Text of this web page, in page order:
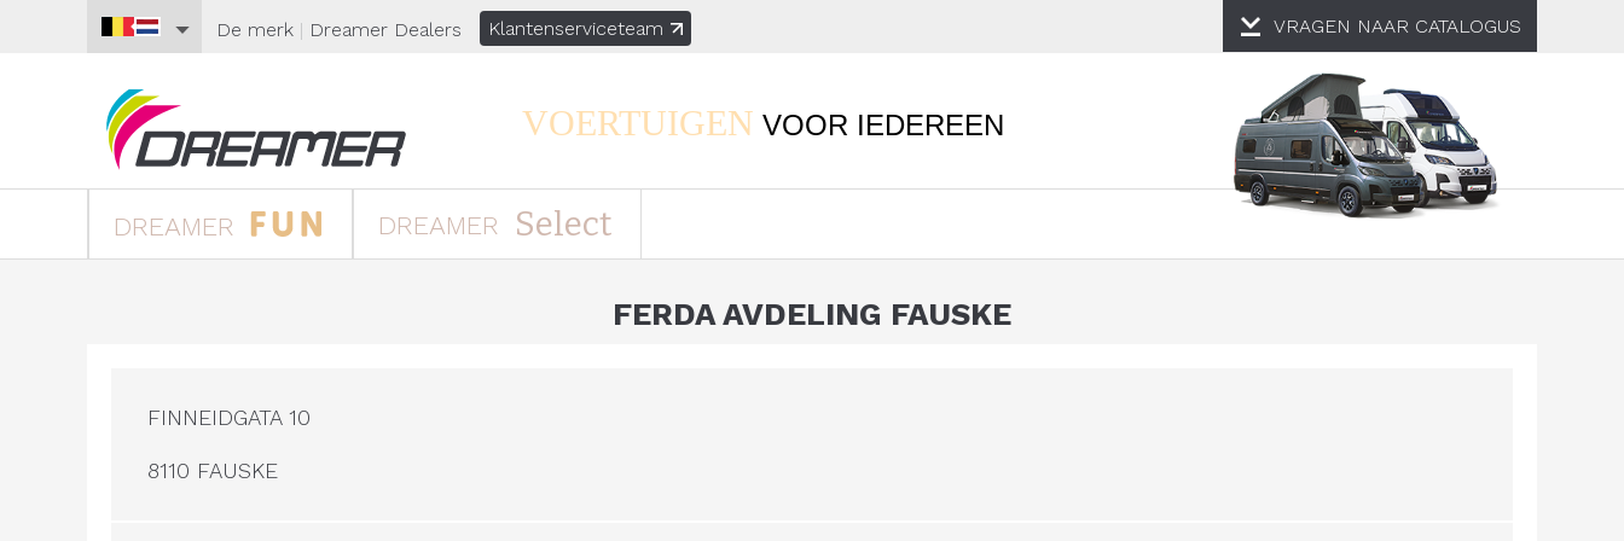
VRAGEN NAAR CATALOGUS
De merk | Dreamer Dealers Klantenserviceteam
VOERTUIGEN VOOR IEDEREEN
DREAMER DREAMER Select
FERDA AVDELING FAUSKE
FINNEIDGATA 10
8110 FAUSKE